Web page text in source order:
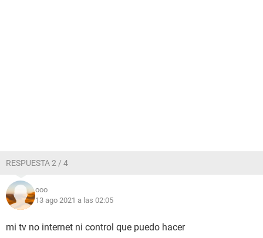
RESPUESTA 2 / 4
ooo
13 ago 2021 a las 02:05
mi tv no internet ni control que puedo hacer